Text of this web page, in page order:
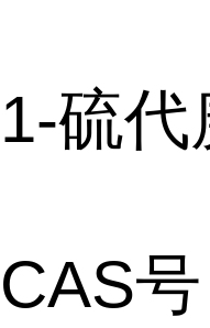
1-硫
CAS